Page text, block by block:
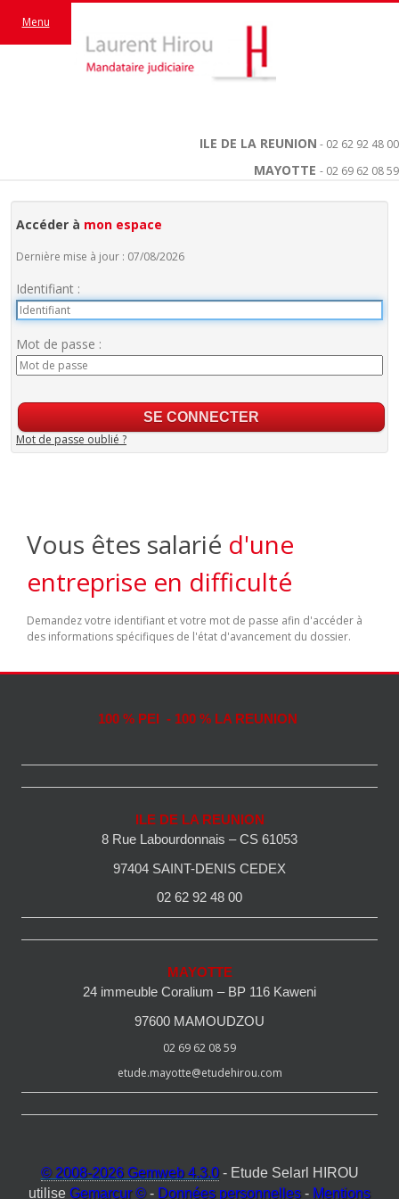
ILE DE LA REUNION - 02 62 92 48 00
MAYOTTE - 02 69 62 08 59
Menu
Accéder à mon espace
Dernière mise à jour : 07/08/2026
Identifiant :
Mot de passe :
Mot de passe oublié ?
Vous êtes salarié d'une
entreprise en difficulté
Demandez votre identifiant et votre mot de passe afin d'accéder à
des informations spécifiques de l'état d'avancement du dossier.
100 % PEI - 100 % LA REUNION
ILE DE LA REUNION
8 Rue Labourdonnais – CS 61053
97404 SAINT-DENIS CEDEX
02 62 92 48 00
MAYOTTE
24 immeuble Coralium – BP 116 Kaweni
97600 MAMOUDZOU
02 69 62 08 59
etude.mayotte@etudehirou.com
© 2008-2026 Gemweb 4.3.0- Etude Selarl HIROU
utilise Gemarcur © - Données personnelles - Mentions